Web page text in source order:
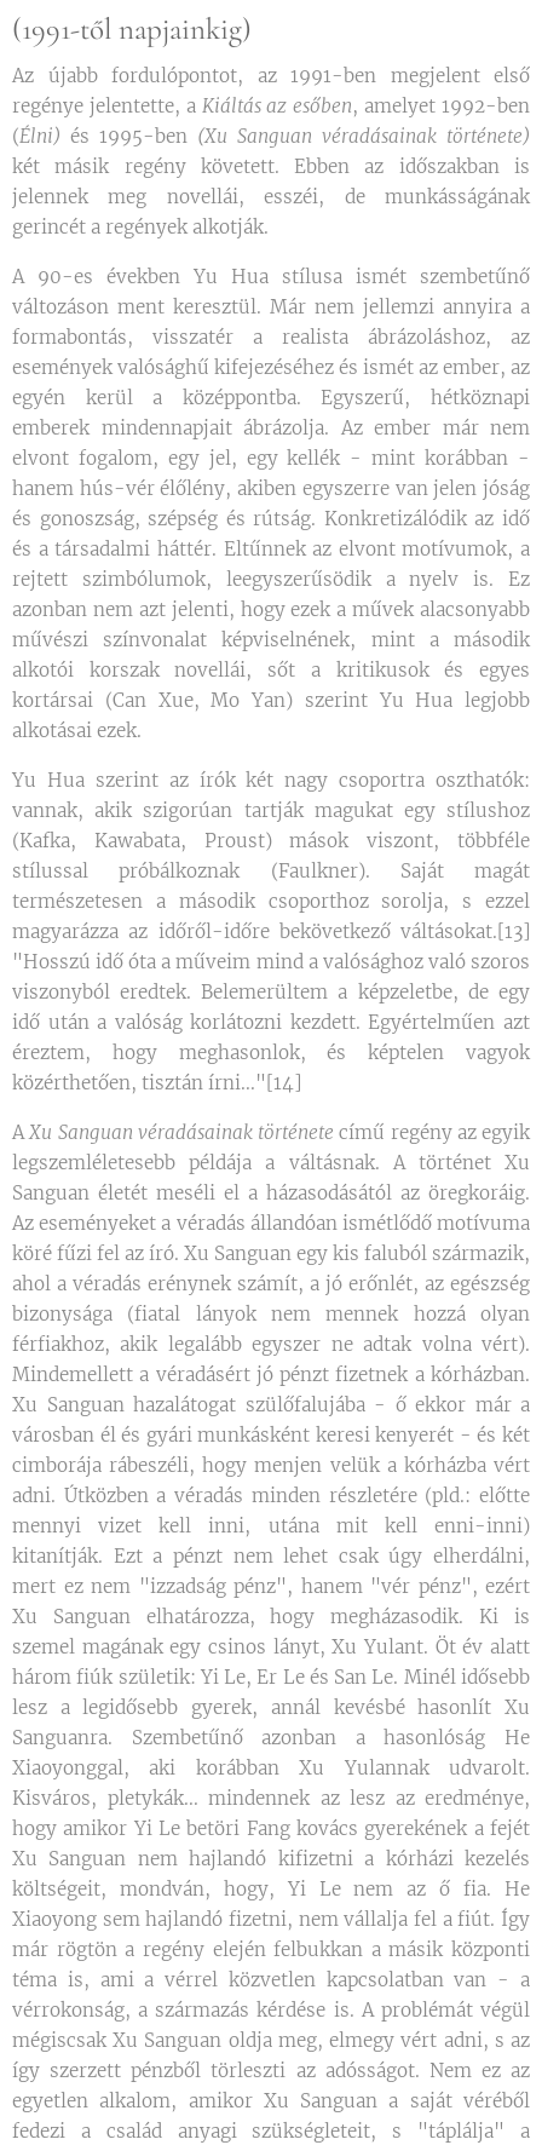
(1991-től napjainkig)
Az újabb fordulópontot, az 1991-ben megjelent első
regénye jelentette, a Kiáltás az esőben, amelyet 1992-ben
(Élni) és 1995-ben (Xu Sanguan véradásainak története)
két másik regény követett. Ebben az időszakban is
jelennek meg novellái, esszéi, de munkásságának
gerincét a regények alkotják.
A 90-es években Yu Hua stílusa ismét szembetűnő
változáson ment keresztül. Már nem jellemzi annyira a
formabontás, visszatér a realista ábrázoláshoz, az
események valósághű kifejezéséhez és ismét az ember, az
egyén kerül a középpontba. Egyszerű, hétköznapi
emberek mindennapjait ábrázolja. Az ember már nem
elvont fogalom, egy jel, egy kellék - mint korábban -
hanem hús-vér élőlény, akiben egyszerre van jelen jóság
és gonoszság, szépség és rútság. Konkretizálódik az idő
és a társadalmi háttér. Eltűnnek az elvont motívumok, a
rejtett szimbólumok, leegyszerűsödik a nyelv is. Ez
azonban nem azt jelenti, hogy ezek a művek alacsonyabb
művészi színvonalat képviselnének, mint a második
alkotói korszak novellái, sőt a kritikusok és egyes
kortársai (Can Xue, Mo Yan) szerint Yu Hua legjobb
alkotásai ezek.
Yu Hua szerint az írók két nagy csoportra oszthatók:
vannak, akik szigorúan tartják magukat egy stílushoz
(Kafka, Kawabata, Proust) mások viszont, többféle
stílussal próbálkoznak (Faulkner). Saját magát
természetesen a második csoporthoz sorolja, s ezzel
magyarázza az időről-időre bekövetkező váltásokat.[13]
"Hosszú idő óta a műveim mind a valósághoz való szoros
viszonyból eredtek. Belemerültem a képzeletbe, de egy
idő után a valóság korlátozni kezdett. Egyértelműen azt
éreztem, hogy meghasonlok, és képtelen vagyok
közérthetően, tisztán írni..."[14]
AXu Sanguan véradásainak története című regény az egyik
legszemléletesebb példája a váltásnak. A történet Xu
Sanguan életét meséli el a házasodásától az öregkoráig.
Az eseményeket a véradás állandóan ismétlődő motívuma
köré fűzi fel az író. Xu Sanguan egy kis faluból származik,
ahol a véradás erénynek számít, a jó erőnlét, az egészség
bizonysága (fiatal lányok nem mennek hozzá olyan
férfiakhoz, akik legalább egyszer ne adtak volna vért).
Mindemellett a véradásért jó pénzt fizetnek a kórházban.
Xu Sanguan hazalátogat szülőfalujába - ő ekkor már a
városban él és gyári munkásként keresi kenyerét - és két
cimborája rábeszéli, hogy menjen velük a kórházba vért
adni. Útközben a véradás minden részletére (pld.: előtte
mennyi vizet kell inni, utána mit kell enni-inni)
kitanítják. Ezt a pénzt nem lehet csak úgy elherdálni,
mert ez nem "izzadság pénz", hanem "vér pénz", ezért
Xu Sanguan elhatározza, hogy megházasodik. Ki is
szemel magának egy csinos lányt, Xu Yulant. Öt év alatt
három fiúk születik: Yi Le, Er Le és San Le. Minél idősebb
lesz a legidősebb gyerek, annál kevésbé hasonlít Xu
Sanguanra. Szembetűnő azonban a hasonlóság He
Xiaoyonggal, aki korábban Xu Yulannak udvarolt.
Kisváros, pletykák... mindennek az lesz az eredménye,
hogy amikor Yi Le betöri Fang kovács gyerekének a fejét
Xu Sanguan nem hajlandó kifizetni a kórházi kezelés
költségeit, mondván, hogy, Yi Le nem az ő fia. He
Xiaoyong sem hajlandó fizetni, nem vállalja fel a fiút. Így
már rögtön a regény elején felbukkan a másik központi
téma is, ami a vérrel közvetlen kapcsolatban van - a
vérrokonság, a származás kérdése is. A problémát végül
mégiscsak Xu Sanguan oldja meg, elmegy vért adni, s az
így szerzett pénzből törleszti az adósságot. Nem ez az
egyetlen alkalom, amikor Xu Sanguan a saját véréből
fedezi a család anyagi szükségleteit, s "táplálja" a